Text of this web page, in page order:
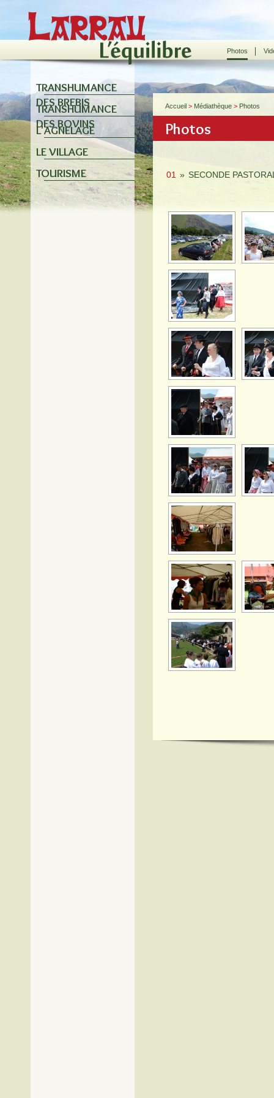
Photos
TRANSHUMANCE
DES BREBIS
TRANSHUMANCE
DES BOVINS
L'AGNELAGE
LE VILLAGE
TOURISME
Accueil > Médiathèque > Photos
Photos
01 » SECONDE